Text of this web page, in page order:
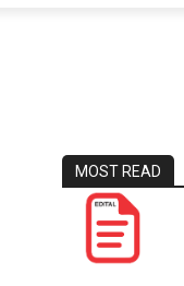
MOST READ